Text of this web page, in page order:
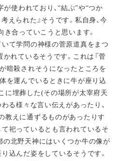
使われており、“結ぶ”や“つか
えられた』そうです。私自身、今
合っていこうと思います。
て学問の神様の菅原道真をまつ
れているそうです。これは『菅
暗殺されそうになったところを
を運んでいるときに牛が座り込
に埋葬した(その場所が太宰府天
る様々な言い伝えがあったり、
教えに通ずるものがあったりす
て祀っているとも言われているそ
の北野天神にはいくつか牛の像が
込んだ姿をしているそうです。